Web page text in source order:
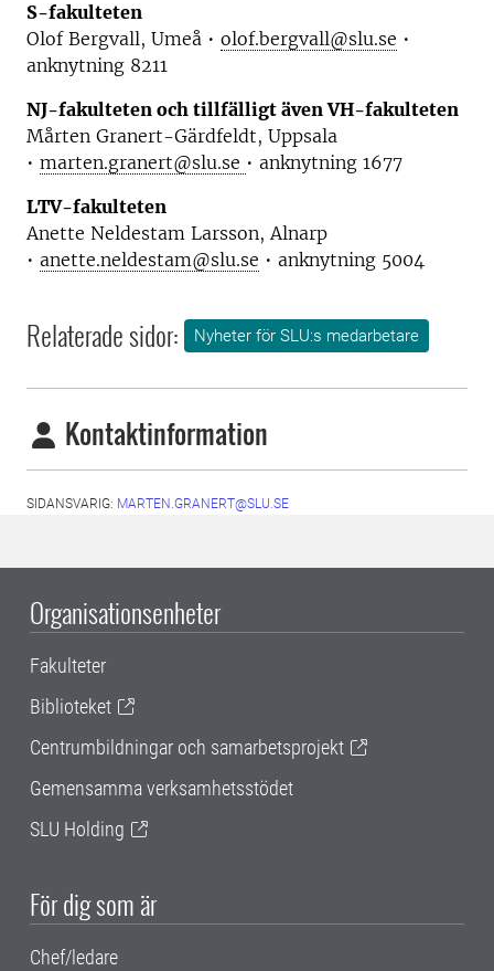
S-fakulteten
Olof Bergvall, Umeå • olof.bergvall@slu.se •
anknytning 8211
NJ-fakulteten och tillfälligt även VH-fakulteten
Mårten Granert-Gärdfeldt, Uppsala
• marten.granert@slu.se • anknytning 1677
LTV-fakulteten
Anette Neldestam Larsson, Alnarp
• anette.neldestam@slu.se • anknytning 5004
Relaterade sidor: Nyheter för SLU:s medarbetare
Kontaktinformation
SIDANSVARIG: MARTEN.GRANERT@SLU.SE
Organisationsenheter
Fakulteter
Biblioteket
Centrumbildningar och samarbetsprojekt
Gemensamma verksamhetsstödet
SLU Holding
För dig som är
Chef/ledare